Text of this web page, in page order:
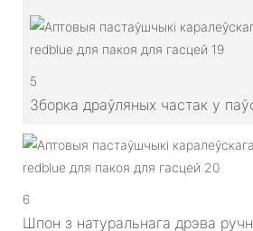
5
Зборка драўляных частак у
6
Шпон з натуральнага дрэва